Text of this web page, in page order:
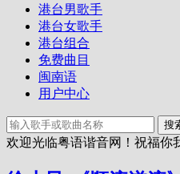
港台男歌手
港台女歌手
港台组合
免费曲目
闽南语
用户中心
搜
欢迎光临粤语谐音网！祝福你